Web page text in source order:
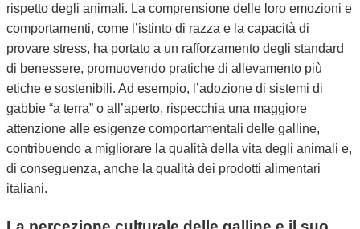
rispetto degli animali. La comprensione delle loro emozioni e
comportamenti, come l’istinto di razza e la capacità di
provare stress, ha portato a un rafforzamento degli standard
di benessere, promuovendo pratiche di allevamento più
etiche e sostenibili. Ad esempio, l’adozione di sistemi di
gabbie “a terra” o all’aperto, rispecchia una maggiore
attenzione alle esigenze comportamentali delle galline,
contribuendo a migliorare la qualità della vita degli animali e,
di conseguenza, anche la qualità dei prodotti alimentari
italiani.